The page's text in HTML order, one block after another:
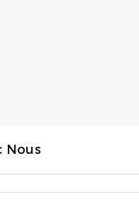
Nous